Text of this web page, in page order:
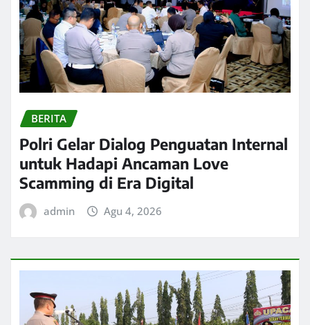
BERITA
Polri Gelar Dialog Penguatan Internal
untuk Hadapi Ancaman Love
Scamming di Era Digital
admin Agu 4, 2026